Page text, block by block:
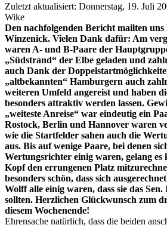
Zuletzt aktualisiert: Donnerstag, 19. Juli
Wike
Den nachfolgenden Bericht mailten
Winzenick. Vielen Dank dafür: Am
waren A- und B-Paare der
„Südstrand“ der Elbe geladen und
auch Dank der
„altbekannten“ Hamburgern auch
weiteren Umfeld angereist und haben
besonders attraktiv werden lassen.
„weiteste Anreise“ war eindeutig ein
Rostock, Berlin und Hannover waren
wie die Startfelder sahen auch die
aus. Bis auf wenige Paare, bei denen
Wertungsrichter einig waren, gelang es
Kopf den errungenen Platz
besonders schön, dass sich
Wolff alle einig waren, dass sie das
sollten. Herzlichen Glückwunsch zum
diesem Wochenende!
Ehrensache natürlich, dass die beiden